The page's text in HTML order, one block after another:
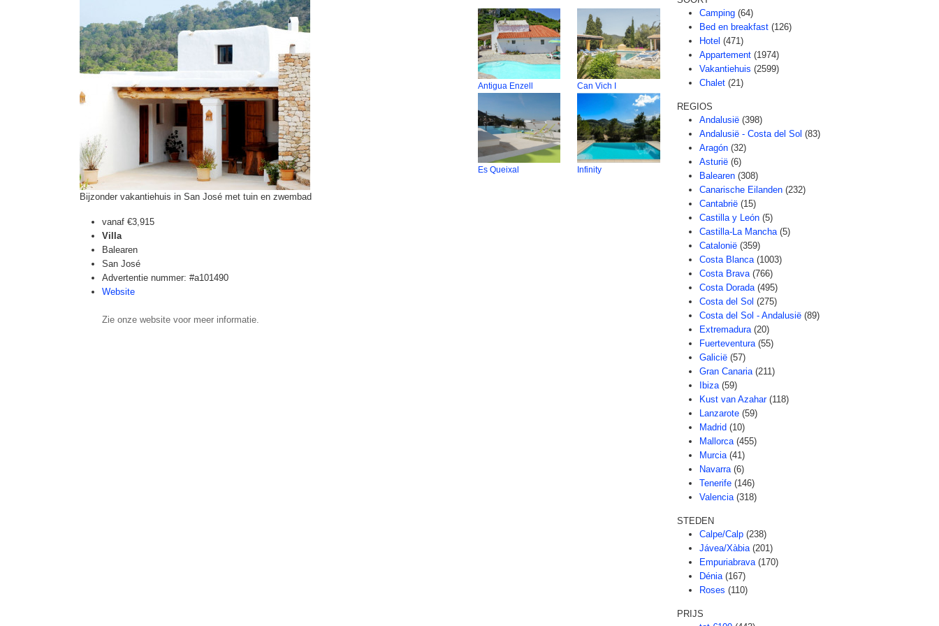
Bijzonder vakantiehuis in San José met tuin en zwembad
vanaf €3,915
Villa
Balearen
San José
Advertentie nummer: #a101490
Website
Zie onze website voor meer informatie.
Antigua Enzell Can Vich I
Es Queixal Infinity
Camping (64)
Bed en breakfast (126)
Hotel (471)
Appartement (1974)
Vakantiehuis (2599)
Chalet (21)
REGIOS
Andalusië (398)
Andalusië - Costa del Sol (83)
Aragón (32)
Asturië (6)
Balearen (308)
Canarische Eilanden (232)
Cantabrië (15)
Castilla y León (5)
Castilla-La Mancha (5)
Catalonië (359)
Costa Blanca (1003)
Costa Brava (766)
Costa Dorada (495)
Costa del Sol (275)
Costa del Sol - Andalusië (89)
Extremadura (20)
Fuerteventura (55)
Galicië (57)
Gran Canaria (211)
Ibiza (59)
Kust van Azahar (118)
Lanzarote (59)
Madrid (10)
Mallorca (455)
Murcia (41)
Navarra (6)
Tenerife (146)
Valencia (318)
STEDEN
Calpe/Calp (238)
Jávea/Xàbia (201)
Empuriabrava (170)
Dénia (167)
Roses (110)
PRIJS